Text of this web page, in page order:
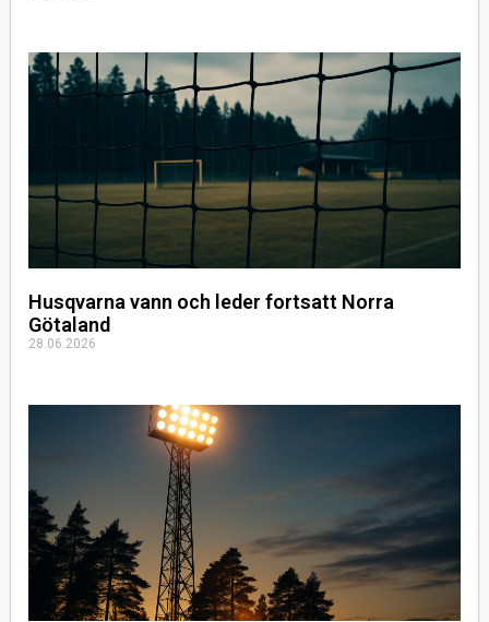
Husqvarna vann och leder fortsatt Norra
Götaland
28.06.2026